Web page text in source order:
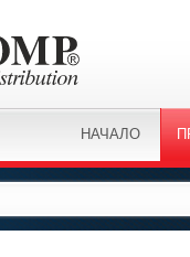
НАЧАЛО